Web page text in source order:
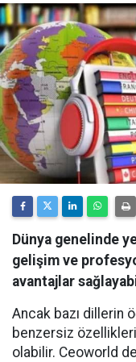
Dünya genelinde
gelişim ve
avantajlar
Ancak bazı dillerin
benzersiz
olabilir. Ceoworld